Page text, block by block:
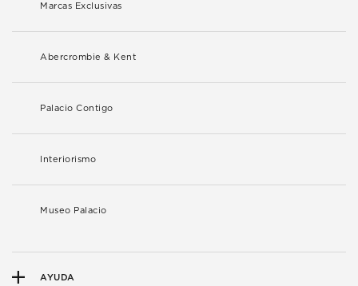
Marcas Exclusivas
Abercrombie & Kent
Palacio Contigo
Interiorismo
Museo Palacio
AYUDA